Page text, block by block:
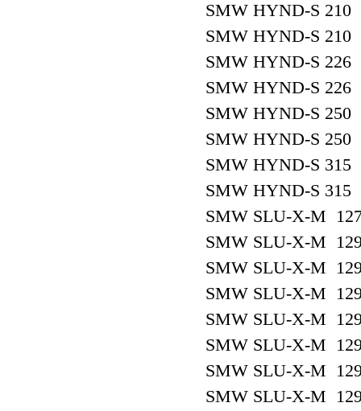
SMW HYND-S 210
SMW HYND-S 210
SMW HYND-S 226
SMW HYND-S 226
SMW HYND-S 250
SMW HYND-S 250
SMW HYND-S 315
SMW HYND-S 315
SMW SLU-X-M
SMW SLU-X-M
SMW SLU-X-M
SMW SLU-X-M
SMW SLU-X-M
SMW SLU-X-M
SMW SLU-X-M
SMW SLU-X-M